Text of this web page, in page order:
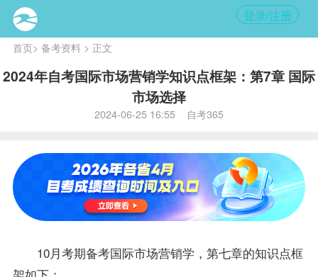
登录/注册
首页> 备考资料> 正文
2024年自考国际市场营销学知识点框架：第7章 国际
市场选择
2024-06-25 16:55 自考365
10月考期备考国际市场营销学，第七章的知识点框